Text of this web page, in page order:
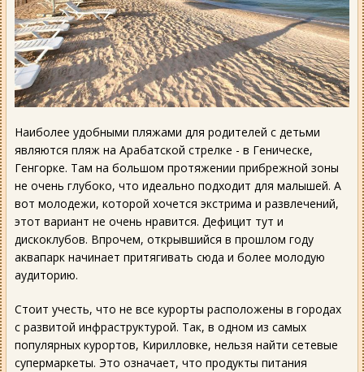
Наиболее удобными пляжами для родителей с детьми
являются пляж на Арабатской стрелке - в Геническе,
Генгорке. Там на большом протяжении прибрежной зоны
не очень глубоко, что идеально подходит для малышей. А
вот молодежи, которой хочется экстрима и развлечений,
этот вариант не очень нравится. Дефицит тут и
дискоклубов. Впрочем, открывшийся в прошлом году
аквапарк начинает притягивать сюда и более молодую
аудиторию.
Стоит учесть, что не все курорты расположены в городах
с развитой инфраструктурой. Так, в одном из самых
популярных курортов, Кирилловке, нельзя найти сетевые
супермаркеты. Это означает, что продукты питания